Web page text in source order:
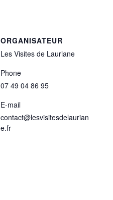
ORGANISATEUR
Les Visites de Lauriane
Phone
07 49 04 86 95
E-mail
contact@lesvisitesdelaurian
e.fr